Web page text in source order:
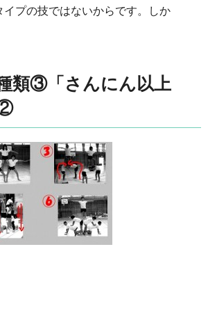
イプの技ではないからです。しか
類③「さんにん以上